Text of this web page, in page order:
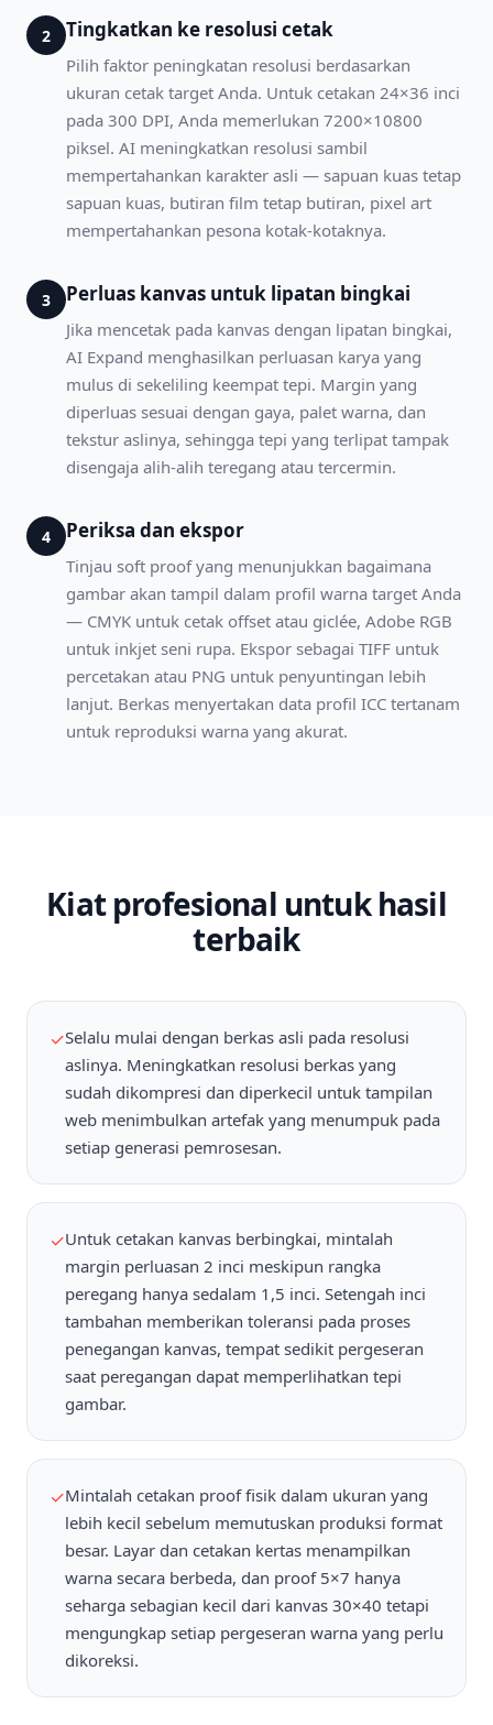
2 Tingkatkan ke resolusi cetak
Pilih faktor peningkatan resolusi berdasarkan
ukuran cetak target Anda. Untuk cetakan 24×36 inci
pada 300 DPI, Anda memerlukan 7200×10800
piksel. AI meningkatkan resolusi sambil
mempertahankan karakter asli — sapuan kuas tetap
sapuan kuas, butiran film tetap butiran, pixel art
mempertahankan pesona kotak-kotaknya.
3 Perluas kanvas untuk lipatan bingkai
Jika mencetak pada kanvas dengan lipatan bingkai,
AI Expand menghasilkan perluasan karya yang
mulus di sekeliling keempat tepi. Margin yang
diperluas sesuai dengan gaya, palet warna, dan
tekstur aslinya, sehingga tepi yang terlipat tampak
disengaja alih-alih teregang atau tercermin.
4 Periksa dan ekspor
Tinjau soft proof yang menunjukkan bagaimana
gambar akan tampil dalam profil warna target Anda
— CMYK untuk cetak offset atau giclée, Adobe RGB
untuk inkjet seni rupa. Ekspor sebagai TIFF untuk
percetakan atau PNG untuk penyuntingan lebih
lanjut. Berkas menyertakan data profil ICC tertanam
untuk reproduksi warna yang akurat.
Kiat profesional untuk hasil
terbaik
✓Selalu mulai dengan berkas asli pada resolusi
aslinya. Meningkatkan resolusi berkas yang
sudah dikompresi dan diperkecil untuk tampilan
web menimbulkan artefak yang menumpuk pada
setiap generasi pemrosesan.
✓Untuk cetakan kanvas berbingkai, mintalah
margin perluasan 2 inci meskipun rangka
peregang hanya sedalam 1,5 inci. Setengah inci
tambahan memberikan toleransi pada proses
penegangan kanvas, tempat sedikit pergeseran
saat peregangan dapat memperlihatkan tepi
gambar.
✓Mintalah cetakan proof fisik dalam ukuran yang
lebih kecil sebelum memutuskan produksi format
besar. Layar dan cetakan kertas menampilkan
warna secara berbeda, dan proof 5×7 hanya
seharga sebagian kecil dari kanvas 30×40 tetapi
mengungkap setiap pergeseran warna yang perlu
dikoreksi.